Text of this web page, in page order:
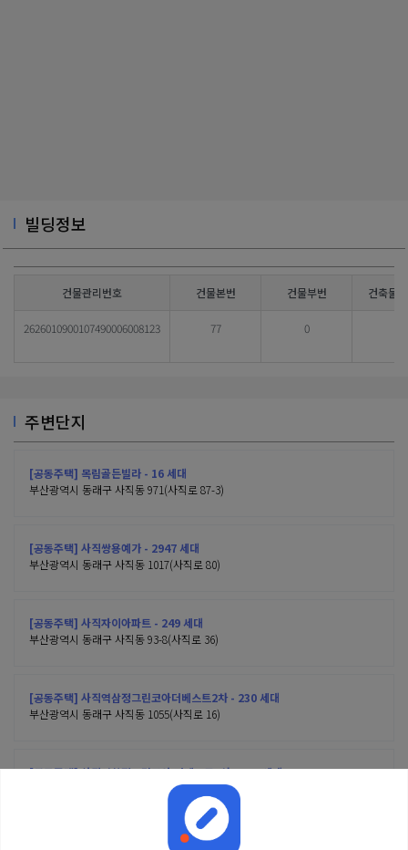
빌딩정보
건물관리번호 건물본번 건물부번 건축물
2626010900107490006008123 77 0
주변단지
[공동주택] 목림골든빌라 - 16 세대
부산광역시 동래구 사직동 971(사직로 87-3)
[공동주택] 사직쌍용예가 - 2947 세대
부산광역시 동래구 사직동 1017(사직로 80)
[공동주택] 사직자이아파트 - 249 세대
부산광역시 동래구 사직동 93-8(사직로 36)
[공동주택] 사직역삼정그린코아더베스트2차 - 230 세대
부산광역시 동래구 사직동 1055(사직로 16)
[공동주택] 사직역삼정그린코아 더베스트1차 - 313 세대
부산광역시 동래구 사직동 1039(사직로 8)